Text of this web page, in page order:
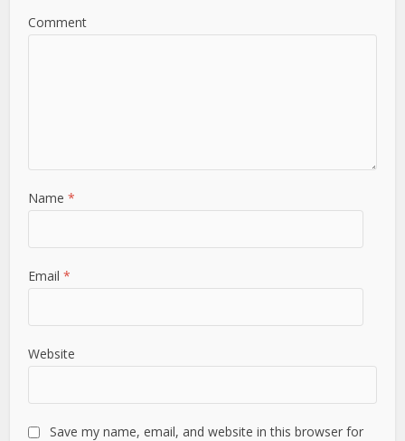
Comment
Name*
Email*
Website
Save my name, email, and website in this browser for